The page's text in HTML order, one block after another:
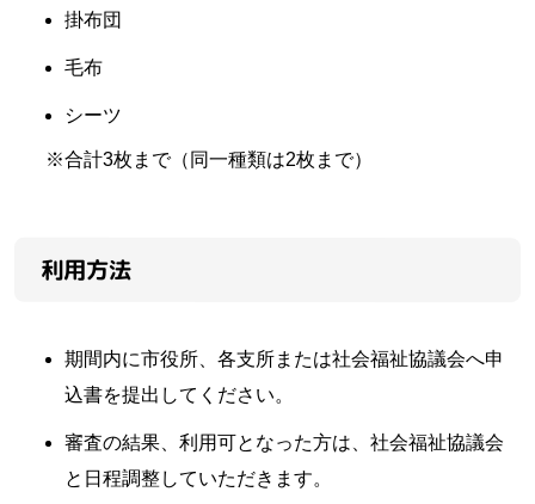
掛布団
毛布
シーツ
※合計3枚まで（同一種類は2枚まで）
利用方法
期間内に市役所、各支所または社会福祉協議会へ申
込書を提出してください。
審査の結果、利用可となった方は、社会福祉協議会
と日程調整していただきます。